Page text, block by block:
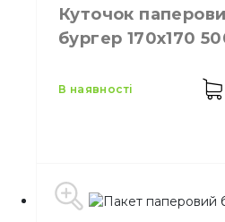
Розмір
160х100х50
Висота
160 мм
Ширина
50 мм
Куточок
бургер 170х170
в наявності